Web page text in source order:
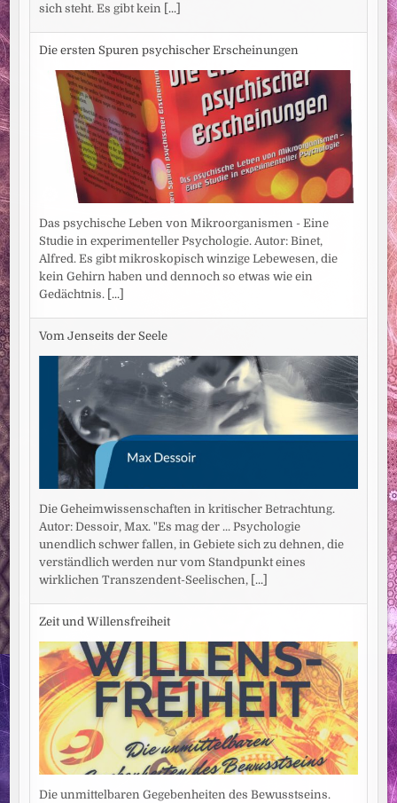
sich steht. Es gibt kein [...]
Die ersten Spuren psychischer Erscheinungen
Das psychische Leben von Mikroorganismen - Eine
Studie in experimenteller Psychologie. Autor: Binet,
Alfred. Es gibt mikroskopisch winzige Lebewesen, die
kein Gehirn haben und dennoch so etwas wie ein
Gedächtnis. [...]
Vom Jenseits der Seele
Die Geheimwissenschaften in kritischer Betrachtung.
Autor: Dessoir, Max. "Es mag der ... Psychologie
unendlich schwer fallen, in Gebiete sich zu dehnen, die
verständlich werden nur vom Standpunkt eines
wirklichen Transzendent-Seelischen, [...]
Zeit und Willensfreiheit
Die unmittelbaren Gegebenheiten des Bewusstseins.